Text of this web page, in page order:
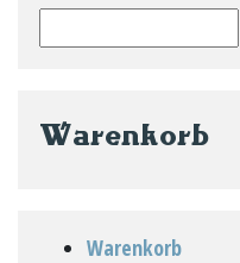
Die
können
auf
nach:
Warenkorb
Warenkorb